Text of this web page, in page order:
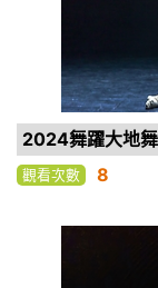
2024舞躍大地
觀看次數 8